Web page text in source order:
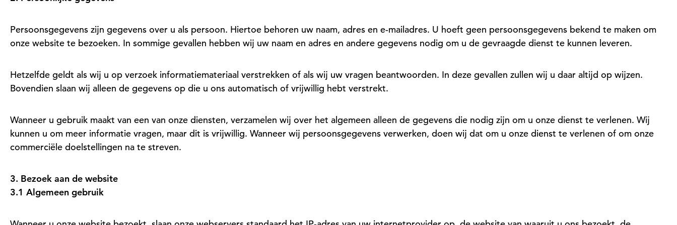
Persoonsgegevens zijn gegevens over u als persoon. Hiertoe behoren uw naam, adres en e-mailadres. U hoeft geen persoonsgegevens bekend te maken om
onze website te bezoeken. In sommige gevallen hebben wij uw naam en adres en andere gegevens nodig om u de gevraagde dienst te kunnen leveren.
Hetzelfde geldt als wij u op verzoek informatiemateriaal verstrekken of als wij uw vragen beantwoorden. In deze gevallen zullen wij u daar altijd op wijzen.
Bovendien slaan wij alleen de gegevens op die u ons automatisch of vrijwillig hebt verstrekt.
Wanneer u gebruik maakt van een van onze diensten, verzamelen wij over het algemeen alleen de gegevens die nodig zijn om u onze dienst te verlenen. Wij
kunnen u om meer informatie vragen, maar dit is vrijwillig. Wanneer wij persoonsgegevens verwerken, doen wij dat om u onze dienst te verlenen of om onze
commerciële doelstellingen na te streven.
3. Bezoek aan de website
3.1 Algemeen gebruik